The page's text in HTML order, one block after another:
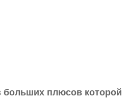
плюсов которой